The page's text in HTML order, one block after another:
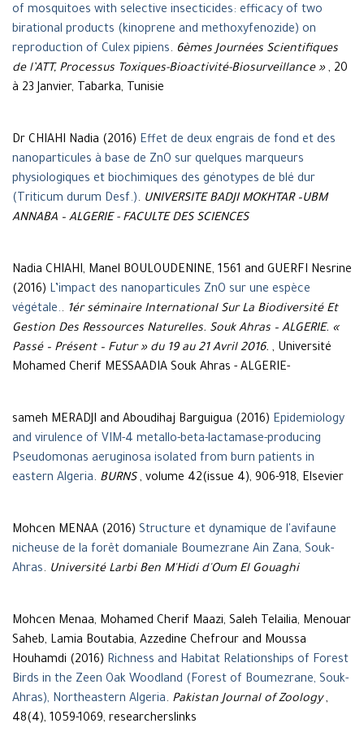
of mosquitoes with selective insecticides: efficacy of two
birational products (kinoprene and methoxyfenozide) on
reproduction of Culex pipiens. 6èmes Journées Scientifiques
de l’ATT, Processus Toxiques-Bioactivité-Biosurveillance » , 20
à 23 Janvier, Tabarka, Tunisie
Dr CHIAHI Nadia (2016) Effet de deux engrais de fond et des
nanoparticules à base de ZnO sur quelques marqueurs
physiologiques et biochimiques des génotypes de blé dur
(Triticum durum Desf.). UNIVERSITE BADJI MOKHTAR –UBM
ANNABA – ALGERIE - FACULTE DES SCIENCES
Nadia CHIAHI, Manel BOULOUDENINE, 1561 and GUERFI Nesrine
(2016) L’impact des nanoparticules ZnO sur une espèce
végétale.. 1ér séminaire International Sur La Biodiversité Et
Gestion Des Ressources Naturelles. Souk Ahras – ALGERIE. «
Passé – Présent – Futur » du 19 au 21 Avril 2016. , Université
Mohamed Cherif MESSAADIA Souk Ahras - ALGERIE-
sameh MERADJI and Aboudihaj Barguigua (2016) Epidemiology
and virulence of VIM-4 metallo-beta-lactamase-producing
Pseudomonas aeruginosa isolated from burn patients in
eastern Algeria. BURNS , volume 42(issue 4), 906-918, Elsevier
Mohcen MENAA (2016) Structure et dynamique de l'avifaune
nicheuse de la forêt domaniale Boumezrane Ain Zana, Souk-
Ahras. Université Larbi Ben M'Hidi d'Oum El Gouaghi
Mohcen Menaa, Mohamed Cherif Maazi, Saleh Telailia, Menouar
Saheb, Lamia Boutabia, Azzedine Chefrour and Moussa
Houhamdi (2016) Richness and Habitat Relationships of Forest
Birds in the Zeen Oak Woodland (Forest of Boumezrane, Souk-
Ahras), Northeastern Algeria. Pakistan Journal of Zoology,
48(4), 1059-1069, researcherslinks